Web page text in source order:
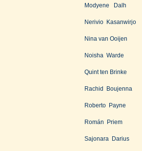
Modyene Dalh
Nerivio Kasanwirjo
Nina van Ooijen
Noisha Warde
Quint ten Brinke
Rachid Boujenna
Roberto Payne
Román Priem
Sajonara Darius